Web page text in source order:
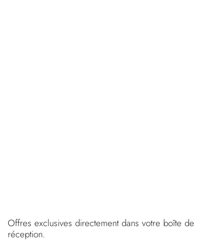
Offres exclusives directement dans votre boîte de
réception.